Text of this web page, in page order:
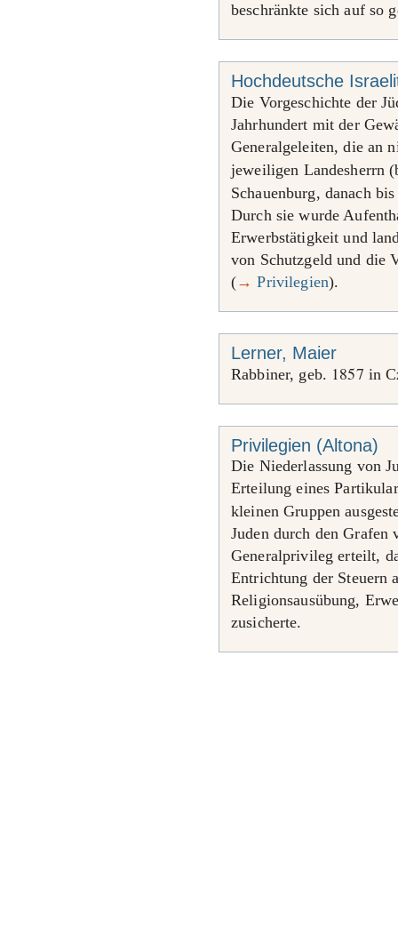
beschränkte sich auf so
Hochdeutsche
Die Vorgeschichte der
Jahrhundert mit der
Generalgeleiten, die an
jeweiligen Landesherrn
Schauenburg, danach
Durch sie wurde
Erwerbstätigkeit und
von Schutzgeld und die
(→ Privilegien).
Lerner, Maier
Rabbiner, geb. 1857 in
Privilegien (Altona)
Die Niederlassung von
Erteilung eines
kleinen Gruppen
Juden durch den Grafen
Generalprivileg erteilt,
Entrichtung der Steuern
Religionsausübung,
zusicherte.